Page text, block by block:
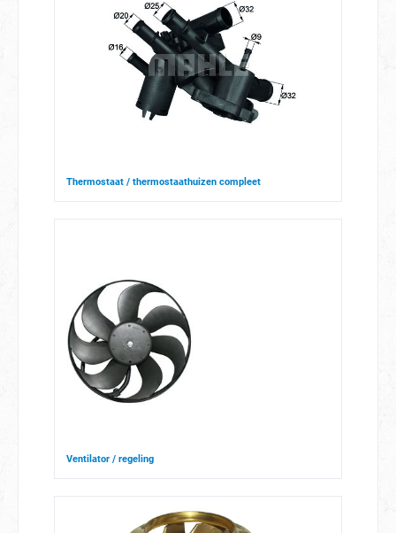
Thermostaat / thermostaathuizen compleet
Ventilator / regeling